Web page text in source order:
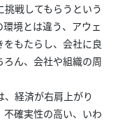
戦してもらうという
境とは違う、アウェ
もたらし、会社に良
ん、会社や組織の周
経済が右肩上がり
確実性の高い、いわ